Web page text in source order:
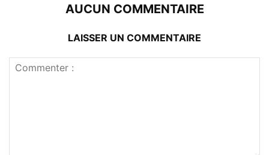
AUCUN COMMENTAIRE
LAISSER UN COMMENTAIRE